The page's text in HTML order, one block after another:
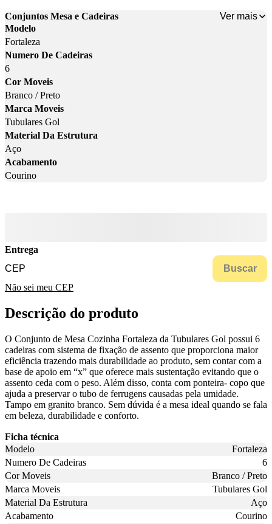
Conjuntos Mesa e Cadeiras
Ver mais
Modelo
Fortaleza
Numero De Cadeiras
6
Cor Moveis
Branco / Preto
Marca Moveis
Tubulares Gol
Material Da Estrutura
Aço
Acabamento
Courino
Entrega
Buscar
Não sei meu CEP
Descrição do produto
O Conjunto de Mesa Cozinha Fortaleza da Tubulares Gol possui 6
cadeiras com sistema de fixação de assento que proporciona maior
eficiência trazendo mais durabilidade ao produto, sem contar com a
base de apoio em “x” que oferece mais sustentação evitando que o
assento ceda com o peso. Além disso, conta com ponteira- copo que
ajuda a preservar o tubo de ferrugens causadas pela umidade.
Tampo em granito branco. Sem dúvida é a mesa ideal quando se fala
em beleza, durabilidade e conforto.
Ficha técnica
Modelo
Fortaleza
Numero De Cadeiras
6
Cor Moveis
Branco / Preto
Marca Moveis
Tubulares Gol
Material Da Estrutura
Aço
Acabamento
Courino